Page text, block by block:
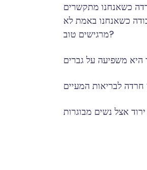
כשאנחנו מתקשרים
כשאנחנו באמת לא
מרגישים טוב?
אצל נשים מבוגרות